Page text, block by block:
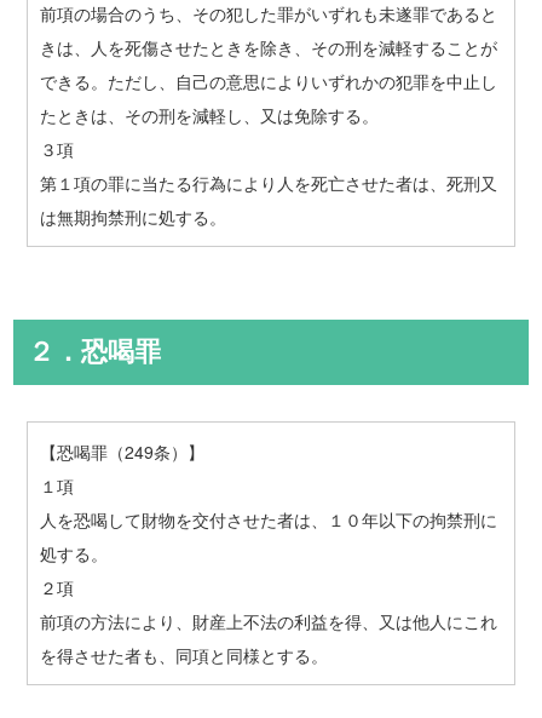
前項の場合のうち、その犯した罪がいずれも未遂罪であると
きは、人を死傷させたときを除き、その刑を減軽することが
できる。ただし、自己の意思によりいずれかの犯罪を中止し
たときは、その刑を減軽し、又は免除する。
３項
第１項の罪に当たる行為により人を死亡させた者は、死刑又
は無期拘禁刑に処する。
２．恐喝罪
【恐喝罪（249条）】
１項
人を恐喝して財物を交付させた者は、１０年以下の拘禁刑に
処する。
２項
前項の方法により、財産上不法の利益を得、又は他人にこれ
を得させた者も、同項と同様とする。